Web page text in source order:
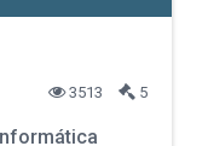
3513 5